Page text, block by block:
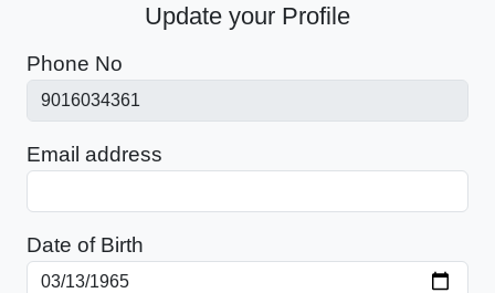
Update your Profile
Phone No
Email address
Date of Birth